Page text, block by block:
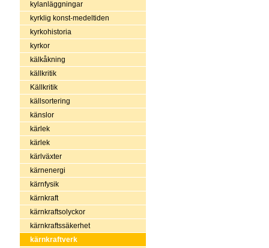
kylanläggningar
kyrklig konst-medeltiden
kyrkohistoria
kyrkor
kälkåkning
källkritik
Källkritik
källsortering
känslor
kärlek
kärlek
kärlväxter
kärnenergi
kärnfysik
kärnkraft
kärnkraftsolyckor
kärnkraftssäkerhet
kärnkraftverk